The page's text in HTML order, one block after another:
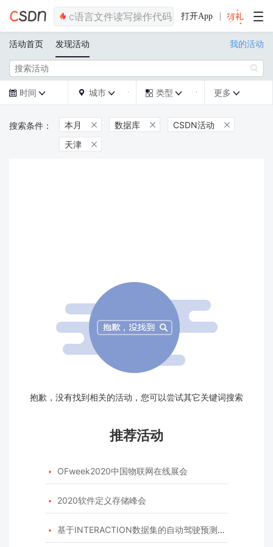
打开App
活动首页 发现活动 我的活动

 时间   城市   类型  更多 
本月  数据库  CSDN活动 
天津 
抱歉，没有找到相关的活动，您可以尝试其它关键词搜索
推荐活动
 OFweek2020中国物联网在线展会
 2020软件定义存储峰会
 基于INTERACTION数据集的自动驾驶预测模型挑战赛